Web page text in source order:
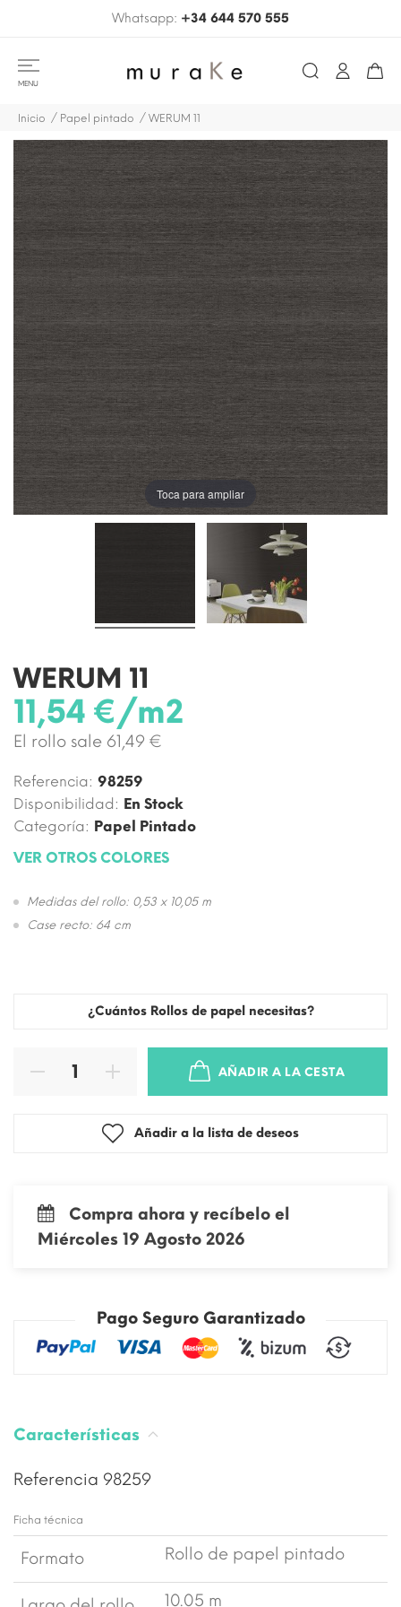
Whatsapp: +34 644 570 555
MENU
Inicio Papel pintado WERUM 11
Toca para ampliar
WERUM 11
11,54 €/m2
El rollo sale 61,49 €
Referencia: 98259
Disponibilidad: En Stock
Categoría: Papel Pintado
VER OTROS COLORES
Medidas del rollo: 0,53 x 10,05 m
Case recto: 64 cm
¿Cuántos Rollos de papel necesitas?
AÑADIR A LA CESTA
Añadir a la lista de deseos
Compra ahora y recíbelo el
Miércoles 19 Agosto 2026
Pago Seguro Garantizado
Características
Referencia 98259
Ficha técnica
Formato Rollo de papel pintado
10.05 m